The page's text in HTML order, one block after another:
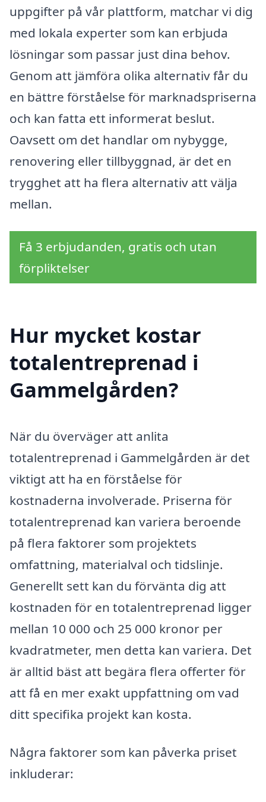
uppgifter på vår plattform, matchar vi dig
med lokala experter som kan erbjuda
lösningar som passar just dina behov.
Genom att jämföra olika alternativ får du
en bättre förståelse för marknadspriserna
och kan fatta ett informerat beslut.
Oavsett om det handlar om nybygge,
renovering eller tillbyggnad, är det en
trygghet att ha flera alternativ att välja
mellan.
Få 3 erbjudanden, gratis och utan
förpliktelser
Hur mycket kostar
totalentreprenad i
Gammelgården?
När du överväger att anlita
totalentreprenad i Gammelgården är det
viktigt att ha en förståelse för
kostnaderna involverade. Priserna för
totalentreprenad kan variera beroende
på flera faktorer som projektets
omfattning, materialval och tidslinje.
Generellt sett kan du förvänta dig att
kostnaden för en totalentreprenad ligger
mellan 10 000 och 25 000 kronor per
kvadratmeter, men detta kan variera. Det
är alltid bäst att begära flera offerter för
att få en mer exakt uppfattning om vad
ditt specifika projekt kan kosta.
Några faktorer som kan påverka priset
inkluderar: